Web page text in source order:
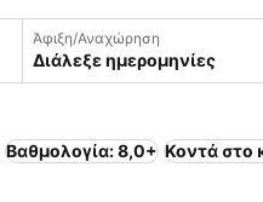
Άφιξη/Αναχώρηση
Διάλεξε ημερομηνίες
Βαθμολογία: 8,0+ Κοντά στο